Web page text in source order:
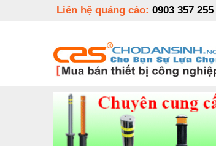
Liên hệ quảng cáo: 0903 357 255